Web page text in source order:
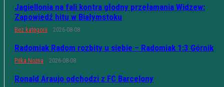
Jagiellonia na fali kontra głodny przełamania Widzew:
Zapowiedź hitu w Białymstoku
Bez kategorii 2026-08-08
Radomiak Radom rozbity u siebie – Radomiak 1:3 Górnik
Piłka Nożna 2026-08-08
Ronald Araujo odchodzi z FC Barcelony